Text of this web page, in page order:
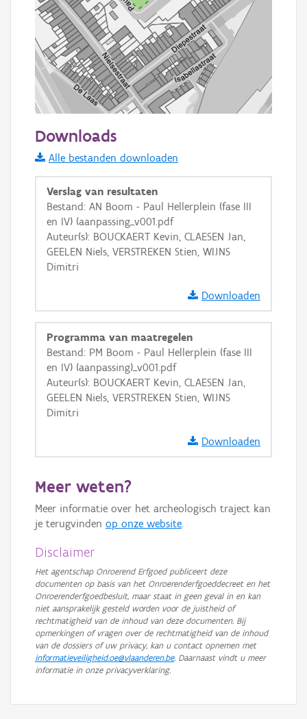
Informatie Vlaanderen
i
+ −
Basis Lagen
OSM-Basiskaart
Ortho
GRB-Basiskaart
Downloads
Alle bestanden downloaden
Verslag van resultaten
Bestand: AN Boom - Paul Hellerplein (fase III
en IV) (aanpassing_v001.pdf
Auteur(s): BOUCKAERT Kevin, CLAESEN Jan,
GEELEN Niels, VERSTREKEN Stien, WIJNS
Dimitri
Downloaden
Programma van maatregelen
Bestand: PM Boom - Paul Hellerplein (fase III
en IV) (aanpassing)_v001.pdf
Auteur(s): BOUCKAERT Kevin, CLAESEN Jan,
GEELEN Niels, VERSTREKEN Stien, WIJNS
Dimitri
Downloaden
Meer weten?
Meer informatie over het archeologisch traject kan
je terugvinden op onze website.
Disclaimer
Het agentschap Onroerend Erfgoed publiceert deze
documenten op basis van het Onroerenderfgoeddecreet en het
Onroerenderfgoedbesluit, maar staat in geen geval in en kan
niet aansprakelijk gesteld worden voor de juistheid of
rechtmatigheid van de inhoud van deze documenten. Bij
opmerkingen of vragen over de rechtmatigheid van de inhoud
van de dossiers of uw privacy, kan u contact opnemen met
informatieveiligheid.oe@vlaanderen.be. Daarnaast vindt u meer
informatie in onze privacyverklaring.